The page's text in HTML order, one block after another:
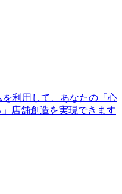
利用して、あなたの「心
店舗創造を実現できます